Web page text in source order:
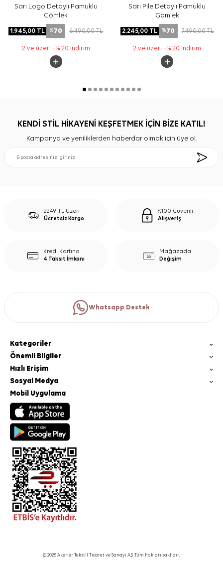
Sarı Logo Detaylı Pamuklu
Gömlek
1.945,00 TL %70 6.490,00TL
2 ve üzeri +% 20 indirim
Sarı Pile Detaylı Pamuklu
Gömlek
2.245,00TL %70 7.490,00TL
2 ve üzeri +% 20 indirim
KENDİ STİL HİKAYENİ KEŞFETMEK İÇİN BİZE KATIL!
Kampanya ve yeniliklerden haberdar olmak için üye ol.
2249 TL Üzeri
Ücretsiz Kargo
%100 Güvenli
Alışveriş
Kredi Kartına
4 Taksit İmkanı
Mağazada
Değişim
Whatsapp Destek
Kategoriler
Önemli Bilgiler
Hızlı Erişim
Sosyal Medya
Mobil Uygulama
© 2025 Akerler Tekstil Ticaret ve Sanayi A.Ş. Tüm hakları saklıdır.